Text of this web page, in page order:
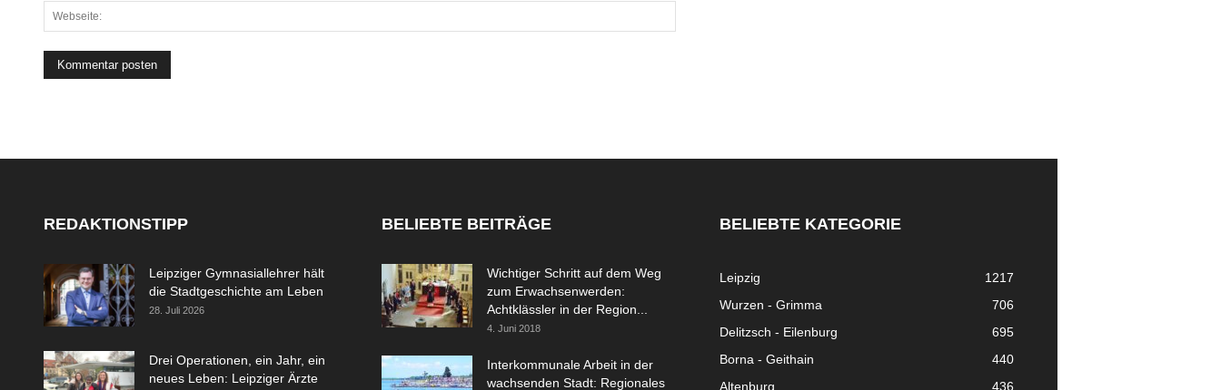
REDAKTIONSTIPP
Leipziger Gymnasiallehrer hält
die Stadtgeschichte am Leben
28. Juli 2026
Drei Operationen, ein Jahr, ein
neues Leben: Leipziger Ärzte
BELIEBTE BEITRÄGE
Wichtiger Schritt auf dem Weg
zum Erwachsenwerden:
Achtklässler in der Region...
4. Juni 2018
Interkommunale Arbeit in der
wachsenden Stadt: Regionales
BELIEBTE KATEGORIE
Leipzig
1217
Wurzen - Grimma
706
Delitzsch - Eilenburg
695
Borna - Geithain
440
Altenburg
436